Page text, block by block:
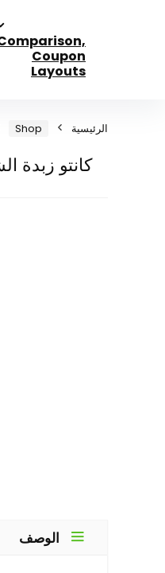
Coupon
Layouts
الرئيسية Shop
كانتو زبدة
الوصف